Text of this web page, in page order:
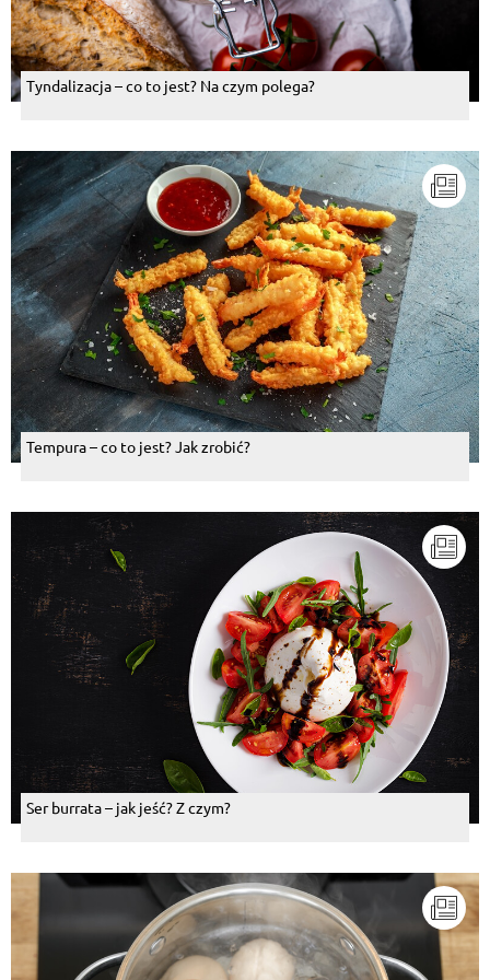
Tyndalizacja – co to jest? Na czym polega?
Tempura – co to jest? Jak zrobić?
Ser burrata – jak jeść? Z czym?